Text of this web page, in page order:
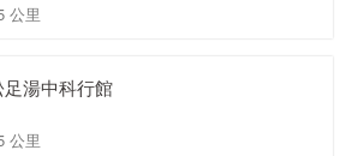
公里
湯中科行館
公里